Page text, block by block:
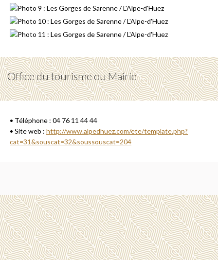
Office du tourisme ou Mairie
• Téléphone : 04 76 11 44 44
• Site web : http://www.alpedhuez.com/ete/template.php?
cat=31&souscat=32&soussouscat=204